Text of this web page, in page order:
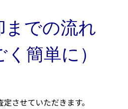
までの流れ
く簡単に）
させていただきます。